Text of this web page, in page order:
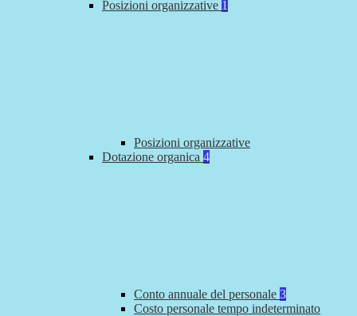
Posizioni organizzative 1
Posizioni organizzative
Dotazione organica 4
Conto annuale del personale 3
Costo personale tempo indeterminato